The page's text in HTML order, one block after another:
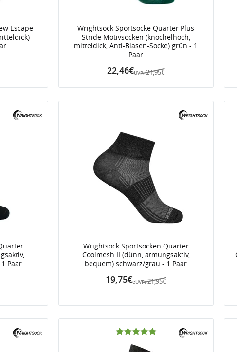
Escape
Wrightsock Sportsocke Quarter Plus
Stride Motivsocken (knöchelhoch,
mitteldick, Anti-Blasen-Socke) grün - 1
Paar
UVP: 24,95€
22,46€
Paar
Wrightsock Sportsocken Quarter
Coolmesh II (dünn, atmungsaktiv,
bequem) schwarz/grau - 1 Paar
eUVP: 21,95€
19,75€